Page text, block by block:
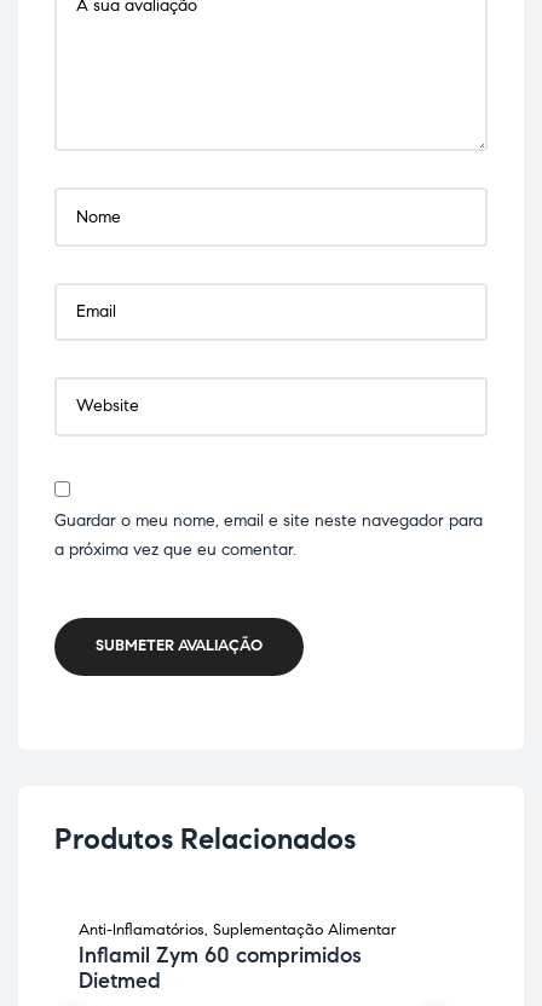
Guardar o meu nome, email e site neste navegador para
a próxima vez que eu comentar.
SUBMETER AVALIAÇÃO
Produtos Relacionados
Anti-Inflamatórios, Suplementação Alimentar
Inflamil Zym 60 comprimidos
Dietmed